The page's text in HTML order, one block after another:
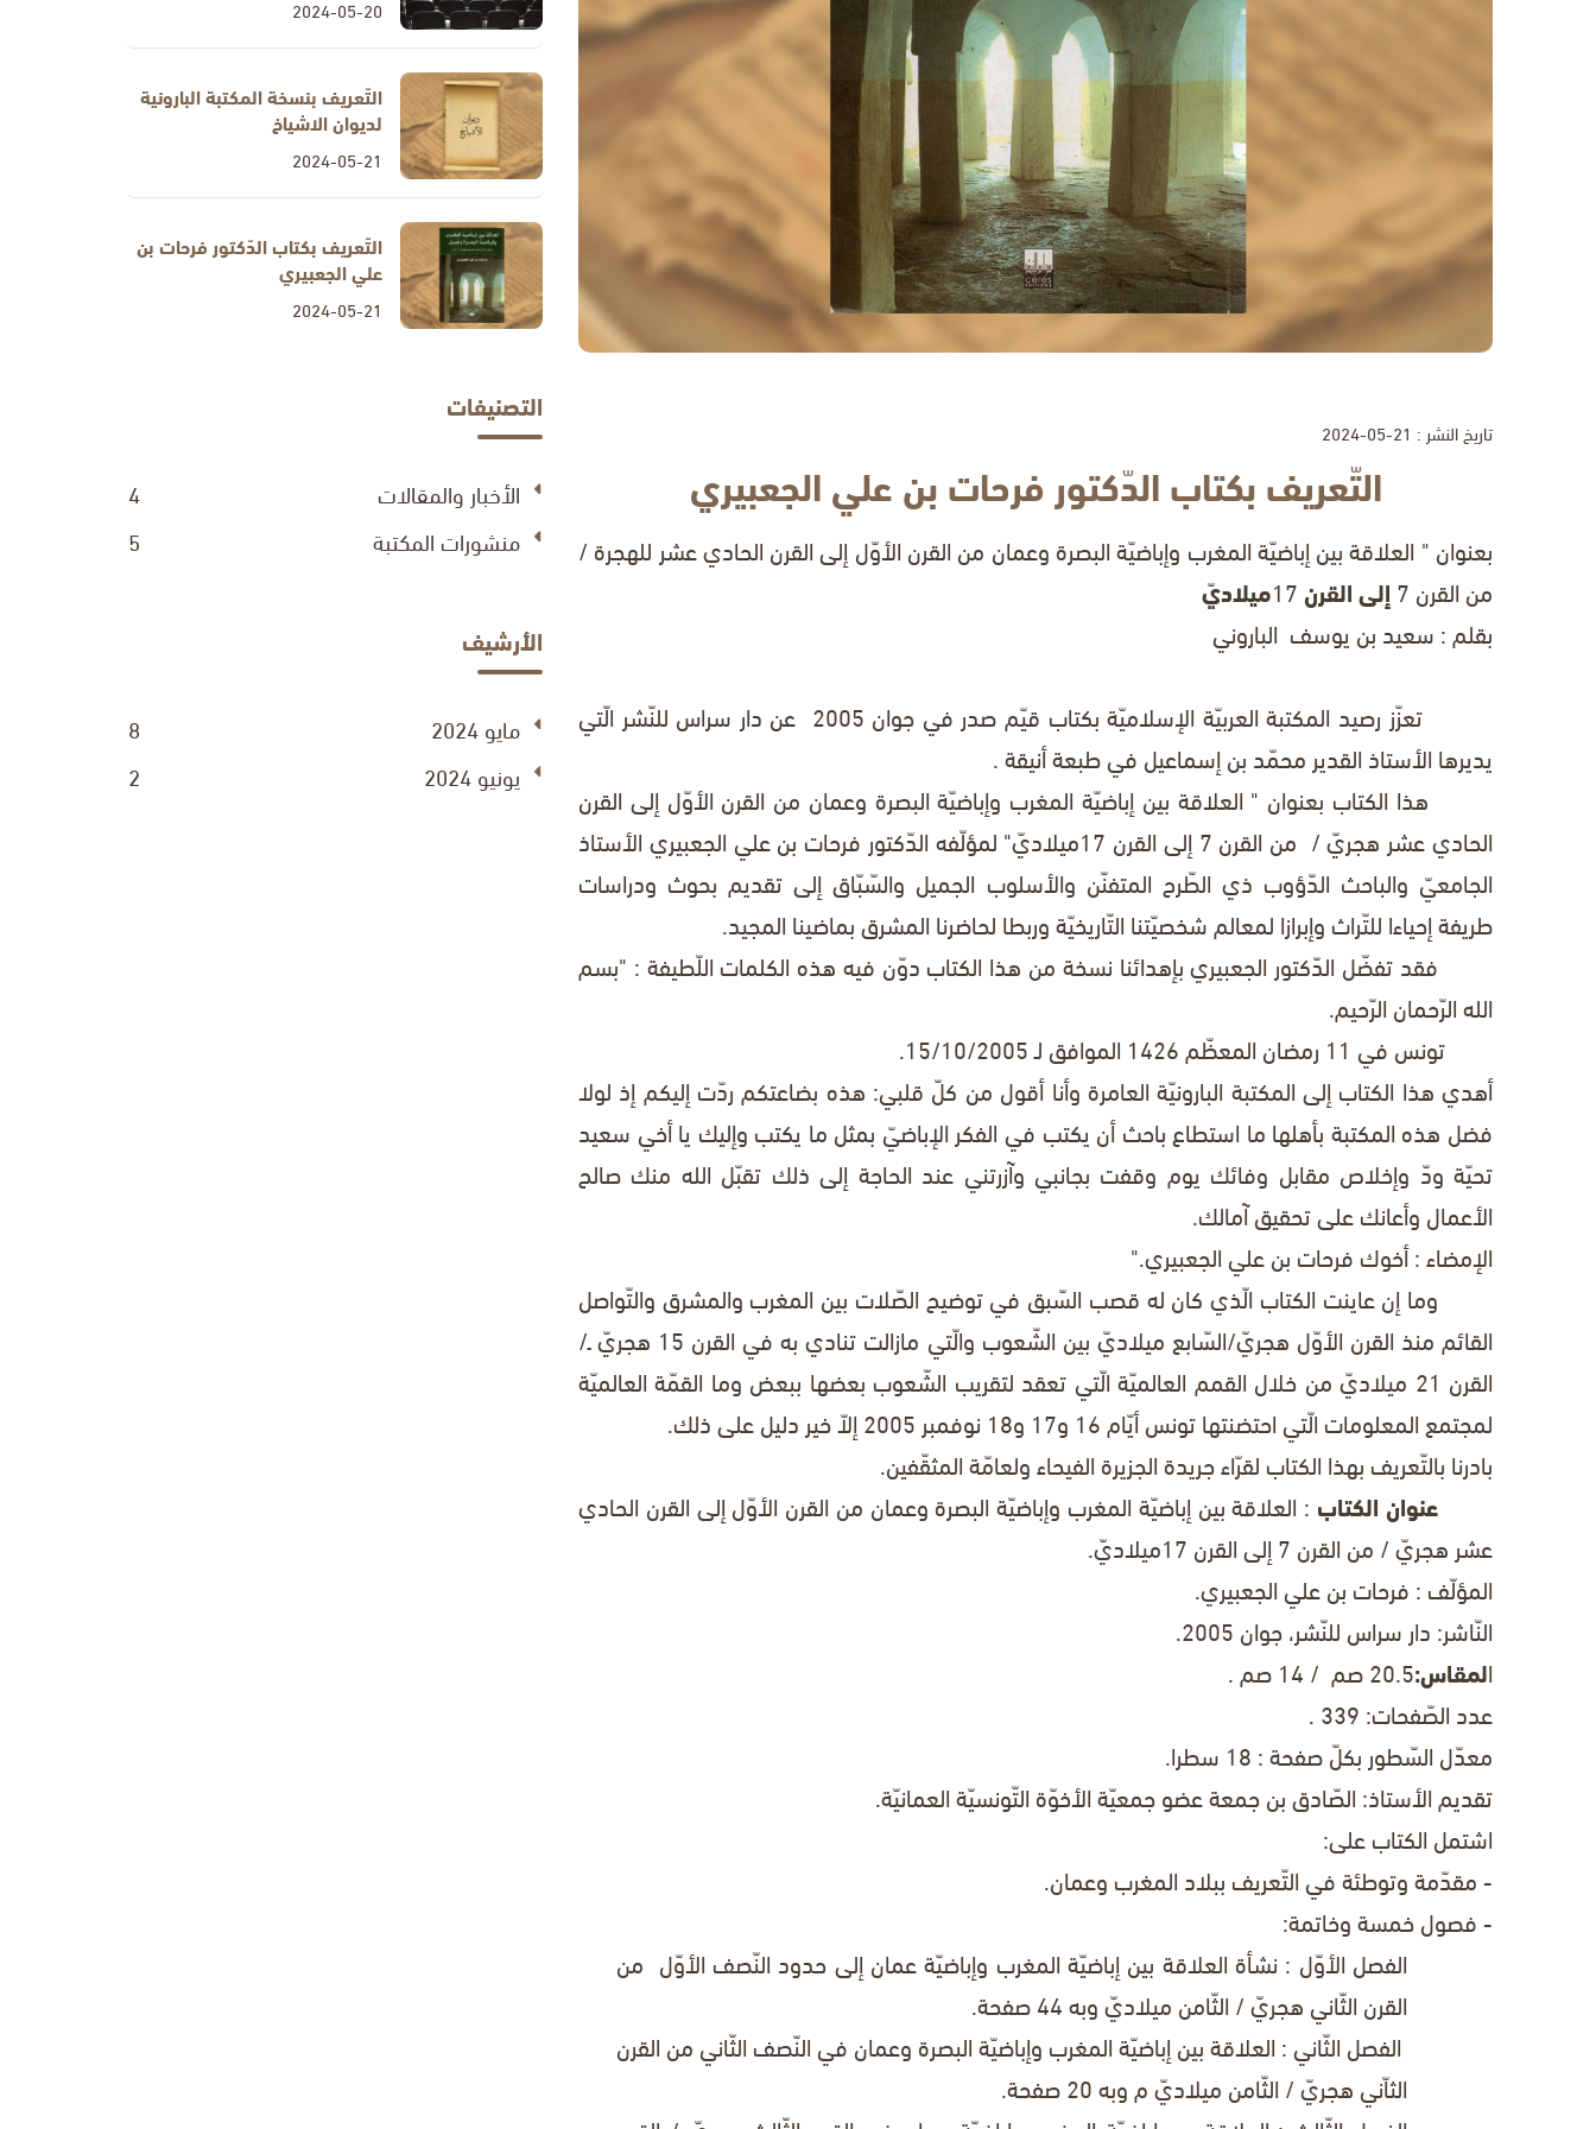
تاريخ النشر : 21-05-2024
التّعريف بكتاب الدّكتور فرحات بن علي الجعبيري
بعنوان " العلاقة بين إباضيّة المغرب وإباضيّة البصرة وعمان من القرن الأوّل إلى القرن الحاديعشر للهجرة /
منالقرن إلى القرن
ميلاديّ
بقلم : سعيد بن يوسف الباروني
تعزّز رصيد المكتبة العربيّة الإسلاميّة بكتاب قيّم صدر في جوان 2005 عن دار سراس للنّشر الّتي
يديرها الأستاذ القدير محمّد بن إسماعيل في طبعة أنيقة .
هذا الكتاب بعنوان " العلاقة بين إباضيّة المغرب وإباضيّة البصرة وعمان من القرن الأوّل إلى القرن
الحادي عشر هجريّ / من القرن 7 إلى القرن 17ميلاديّ
" لمؤلّفه الدّكتور فرحات بن علي الجعبيري الأستاذ
الجامعيّ والباحث الدّؤوب ذي الطّرح المتفنّن والأسلوب الجميل والسّبّاق إلى تقديم بحوث ودراسات
طريفة إحياءا للتّراث وإبرازا لمعالم شخصيّتنا التّاريخيّة وربطا لحاضرنا المشرق بماضينا المجيد.
فقد تفضّل الدّكتور الجعبيري بإهدائنا نسخة من هذا الكتاب دوّن فيه هذه الكلمات اللّطيفة : "بسم
الله الرّحمان الرّحيم.
تونس في 11 رمضان المعظّم 1426 الموافق لـ 15/10/2005.
أهدي هذا الكتاب إلى المكتبة البارونيّة العامرة وأنا أقول من كلّ قلبي: هذه بضاعتكم ردّت إليكم إذ لولا
فضل هذه المكتبة بأهلها ما استطاع باحث أن يكتب في الفكر الإباضيّ بمثل ما يكتب وإليك يا أخي سعيد
تحيّة ودّ وإخلاص مقابل وفائك يوم وقفت بجانبي وآزرتني عند الحاجة إلى ذلك تقبّل الله منك صالح
الأعمال وأعانك على تحقيق آمالك.
الإمضاء : أخوك فرحات بن علي الجعبيري."
وما إن عاينت الكتاب الّذي كان له قصب السّبق في توضيح الصّلات بين المغرب والمشرق والتّواصل
القائم منذ القرن الأوّل هجريّ/السّابع ميلاديّ بين الشّعوب والّتي مازالت تنادي به في القرن 15 هجريّ ـ/
القرن 21 ميلاديّ من خلال القمم العالميّة الّتي تعقد لتقريب الشّعوب بعضها ببعض وما القمّة العالميّة
لمجتمع المعلومات الّتي احتضنتها تونس أيّام 16 و17 و18 نوفمبر 2005 إلاّ خير دليل على ذلك.
بادرنا بالتّعريف بهذا الكتاب لقرّاء جريدة الجزيرة الفيحاء ولعامّة المثقّفين.
عنوان الكتاب : العلاقة بين إباضيّة المغرب وإباضيّة البصرة وعمان من القرن الأوّل إلى القرن الحادي
عشر هجريّ / من القرن 7
إلى القرن 17ميلاديّ.
المؤلّف: فرحات بن علي الجعبيري.
النّاشر: دار سراس للنّشر، جوان 2005.
المقاس:20.5 صم / 14 صم .
عدد الصّفحات:
معدّل السّطور بكلّ صفحة : 18 سطرا.
تقديم الأستاذ: الصّادق بن جمعة عضو جمعيّة الأخوّة التّونسيّة العمانيّة.
اشتمل الكتاب على:
- مقدّمة وتوطئة في التّعريف ببلاد المغرب وعمان.
- فصول خمسة وخاتمة:
الفصل الأوّل : نشأة العلاقة بين إباضيّة المغرب وإباضيّة عمان إلى حدود النّصف الأوّل من
القرن الثّاني هجريّ / الثّامنميلاديّ وبه 44 صفحة.
الفصل الثّاني: العلاقة بين إباضيّة المغرب وإباضيّة البصرة وعمان في النّصف الثّاني من القرن
الثاّني هجريّ / الثّامن ميلاديّ م وبه 20 صفحة.
2024-05-20
التّعريف بنسخة المكتبة البارونية
لديوان الاشياخ
2024-05-21
التّعريف بكتاب الدّكتور فرحات بن
علي الجعبيري
2024-05-21
التصنيفات
الأخبار والمقالات
4
منشورات المكتبة
5
الأرشيف
مايو 2024
8
يونيو 2024
2